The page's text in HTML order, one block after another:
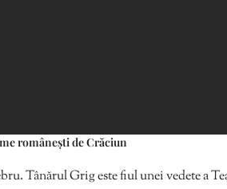
românești de Crăciun
Tânărul Grig este fiul unei vedete a